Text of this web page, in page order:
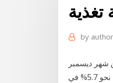
تغذية
by author
2021، معدلات التضخم عن شهر ديسمبر
الماضي.. وارتفع المعدل السنوي للتضخم العام بنسبة بلغت 1.2% بنهاية نوفمبر 2020، ليسجل نحو 5.7% في